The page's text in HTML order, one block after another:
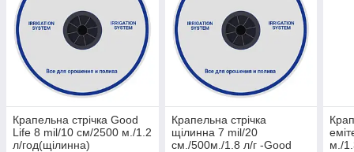
Крапельна стрічка Good
Life 8 mil/10 см/2500 м./1.2
л/год(щілинна)
Крапельна стрічка
щілинна 7 mil/20
см./500м./1.8 л/г -Good
м./